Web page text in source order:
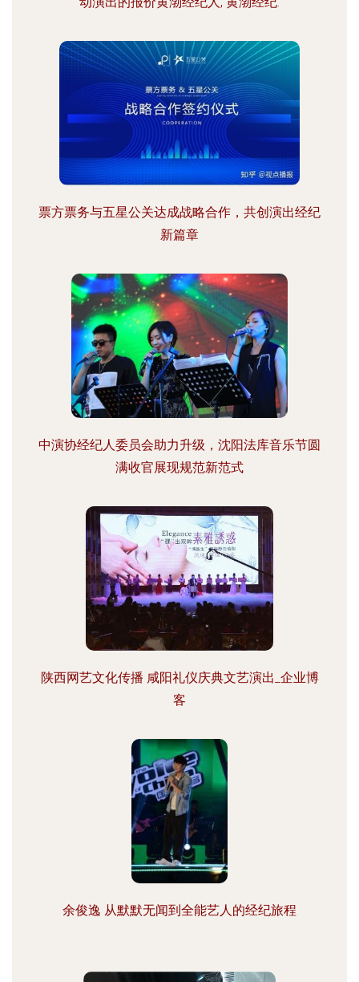
票方票务与五星公关达成战略合作，共创演出经纪
新篇章
中演协经纪人委员会助力升级，沈阳法库音乐节圆
满收官展现规范新范式
陕西网艺文化传播 咸阳礼仪庆典文艺演出_企业博
客
余俊逸 从默默无闻到全能艺人的经纪旅程